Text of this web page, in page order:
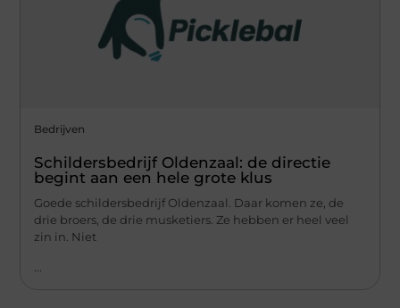
Bedrijven
Schildersbedrijf Oldenzaal: de directie
begint aan een hele grote klus
Goede schildersbedrijf Oldenzaal. Daar komen ze, de
drie broers, de drie musketiers. Ze hebben er heel veel
zin in. Niet